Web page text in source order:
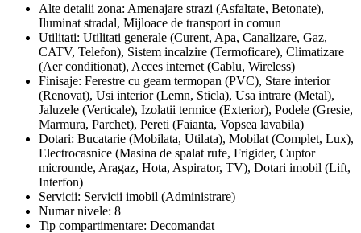
Alte detalii zona: Amenajare strazi (Asfaltate, Betonate),
Iluminat stradal, Mijloace de transport in comun
Utilitati: Utilitati generale (Curent, Apa, Canalizare, Gaz,
CATV, Telefon), Sistem incalzire (Termoficare), Climatizare
(Aer conditionat), Acces internet (Cablu, Wireless)
Finisaje: Ferestre cu geam termopan (PVC), Stare interior
(Renovat), Usi interior (Lemn, Sticla), Usa intrare (Metal),
Jaluzele (Verticale), Izolatii termice (Exterior), Podele (Gresie,
Marmura, Parchet), Pereti (Faianta, Vopsea lavabila)
Dotari: Bucatarie (Mobilata, Utilata), Mobilat (Complet, Lux),
Electrocasnice (Masina de spalat rufe, Frigider, Cuptor
microunde, Aragaz, Hota, Aspirator, TV), Dotari imobil (Lift,
Interfon)
Servicii: Servicii imobil (Administrare)
Numar nivele: 8
Tip compartimentare: Decomandat